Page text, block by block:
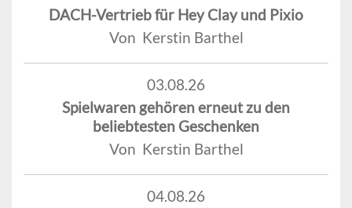
DACH-Vertrieb für Hey Clay und Pixio
Von Kerstin Barthel
03.08.26
Spielwaren gehören erneut zu den
beliebtesten Geschenken
Von Kerstin Barthel
04.08.26